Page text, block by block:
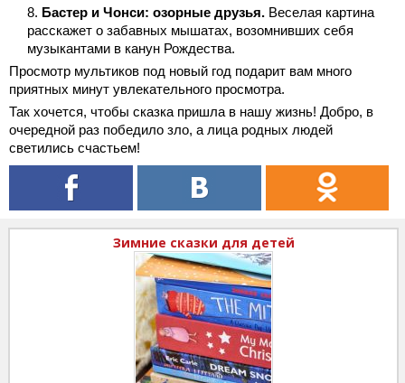
Бастер и Чонси: озорные друзья. Веселая картина
расскажет о забавных мышатах, возомнивших себя
музыкантами в канун Рождества.
Просмотр мультиков под новый год подарит вам много
приятных минут увлекательного просмотра.
Так хочется, чтобы сказка пришла в нашу жизнь! Добро, в
очередной раз победило зло, а лица родных людей
светились счастьем!
Зимние сказки для детей